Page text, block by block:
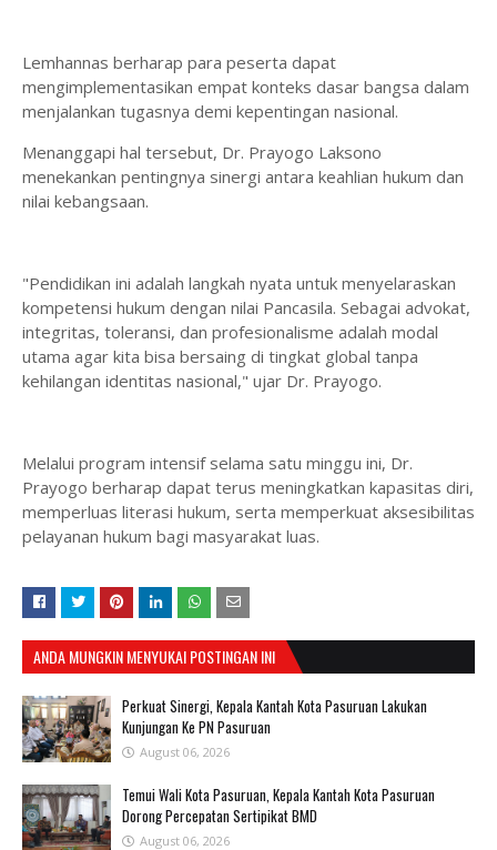
Lemhannas berharap para peserta dapat
mengimplementasikan empat konteks dasar bangsa dalam
menjalankan tugasnya demi kepentingan nasional.
​Menanggapi hal tersebut, Dr. Prayogo Laksono
menekankan pentingnya sinergi antara keahlian hukum dan
nilai kebangsaan.
​"Pendidikan ini adalah langkah nyata untuk menyelaraskan
kompetensi hukum dengan nilai Pancasila. Sebagai advokat,
integritas, toleransi, dan profesionalisme adalah modal
utama agar kita bisa bersaing di tingkat global tanpa
kehilangan identitas nasional," ujar Dr. Prayogo.
​Melalui program intensif selama satu minggu ini, Dr.
Prayogo berharap dapat terus meningkatkan kapasitas diri,
memperluas literasi hukum, serta memperkuat aksesibilitas
pelayanan hukum bagi masyarakat luas.
ANDA MUNGKIN MENYUKAI POSTINGAN INI
Perkuat Sinergi, Kepala Kantah Kota Pasuruan Lakukan
Kunjungan Ke PN Pasuruan
August 06, 2026
Temui Wali Kota Pasuruan, Kepala Kantah Kota Pasuruan
Dorong Percepatan Sertipikat BMD
August 06, 2026